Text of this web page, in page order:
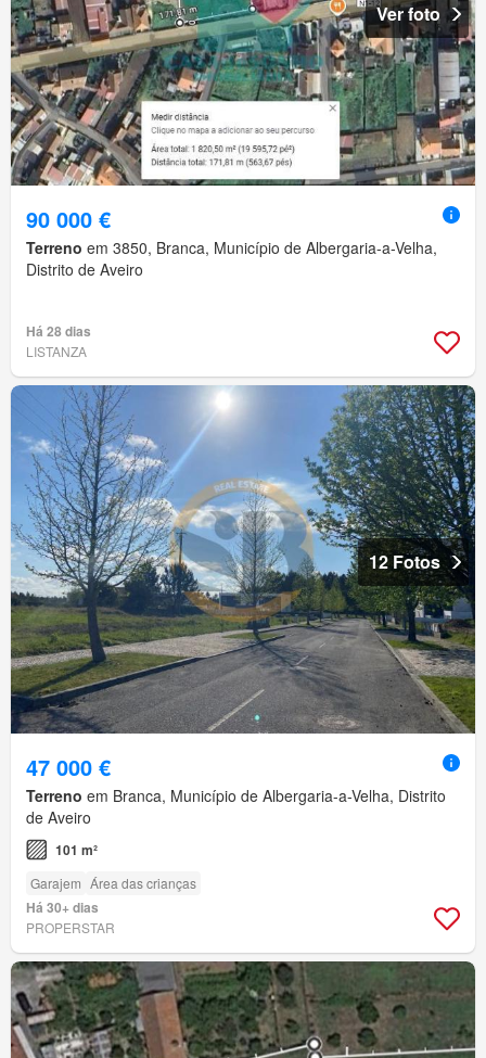
Ver foto
90 000 €
Terreno em 3850, Branca, Município de Albergaria-a-Velha,
Distrito de Aveiro
Há 28 dias
LISTANZA
12 Fotos
47 000 €
Terreno em Branca, Município de Albergaria-a-Velha, Distrito
de Aveiro
101 m²
Garajem Área das crianças
Há 30+ dias
PROPERSTAR